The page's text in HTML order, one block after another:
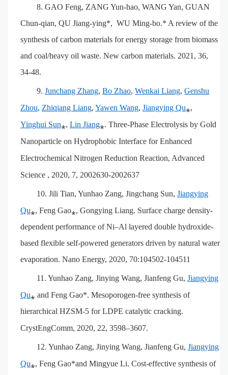
8.GAO Feng, ZANG Yun-hao, WANG Yan, GUAN
Chun-qian, QU Jiang-ying*, WU Ming-bo.* A review of the
synthesis of carbon materials for energy storage from biomass
and coal/heavy oil waste. New carbon materials. 2021, 36,
34-48.
9.Junchang Zhang,Bo Zhao,Wenkai Liang,Genshu
Zhou, Zhiqiang Liang, Yawen Wang, Jiangying Qu⁎,
Yinghui Sun⁎, Lin Jiang⁎. Three-Phase Electrolysis by Gold
Nanoparticle on Hydrophobic Interface for Enhanced
Electrochemical Nitrogen Reduction Reaction, Advanced
Science , 2020, 7, 2002630-2002637
10.Jili Tian, Yunhao Zang, Jingchang Sun,Jiangying
Qu⁎, Feng Gao⁎, Gongying Liang. Surface charge density-
dependent performance of Ni–Al layered double hydroxide-
based flexible self-powered generators driven by natural water
evaporation. Nano Energy, 2020, 70:104502-104511
11.Yunhao Zang, Jinying Wang, Jianfeng Gu,Jiangying
Qu⁎ and Feng Gao*. Mesoporogen-free synthesis of
hierarchical HZSM-5 for LDPE catalytic cracking.
CrystEngComm, 2020, 22, 3598–3607.
12.Yunhao Zang, Jinying Wang, Jianfeng Gu,Jiangying
Qu⁎, Feng Gao*and Mingyue Li. Cost-effective synthesis of